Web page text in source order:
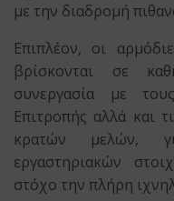
με την διαδρομή
Επιπλέον, οι
βρίσκονται σε
συνεργασία με
Επιτροπής αλλά και
κρατών μελών,
εργαστηριακών
στόχο την πλήρη